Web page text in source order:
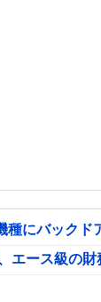
種にバックド
エース級の